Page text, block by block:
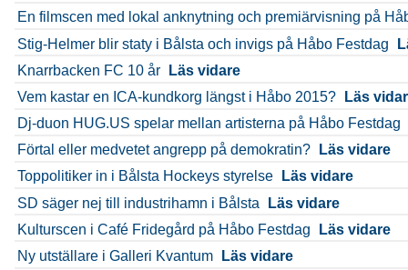
En filmscen med lokal anknytning och premiärvisning på
Stig-Helmer blir staty i Bålsta och invigs på Håbo Festdag
Knarrbacken FC 10 år
Läs vidare
Vem kastar en ICA-kundkorg längst i Håbo 2015?
Läs
Dj-duon HUG.US spelar mellan artisterna på Håbo Festdag
Förtal eller medvetet angrepp på demokratin?
Läs vidare
Toppolitiker in i Bålsta Hockeys styrelse
Läs vidare
SD säger nej till industrihamn i Bålsta
Läs vidare
Kulturscen i Café Fridegård på Håbo Festdag
Läs vidare
Ny utställare i Galleri Kvantum
Läs vidare